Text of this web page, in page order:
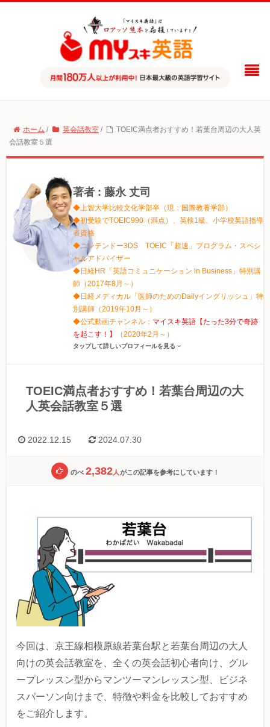
ホーム / 英会話教室 /
TOEIC満点者おすすめ！若葉台周辺の大人英
会話教室５選
著者 : 藤永 丈司
◆上智大学比較文化学部卒（現：国際教養学部）
◆初受験でTOEIC990（満点）、英検1級、小学校英語指導
者資格
◆ニンテンドー3DS TOEIC「超速」プログラム・スペシ
ャルアドバイザー
◆日経HR「英語コミュニケーション in Business」特別講
師（2017年8月～）
◆日経メディカル「医師のためのDailyイングリッシュ」特
別講師（2019年10月～）
◆公式動画チャンネル： マイスキ英語【たった3分で奇跡
を起こす！】
（2020年2月～）
タップして詳しいプロフィールを見る
TOEIC満点者おすすめ！若葉台周辺の大
人英会話教室５選
2022.12.15 2024.07.30
のべ 2,382人 がこの記事を参考にしています！
今回は、京王線相模原線若葉台駅と若葉台周辺の大人
向けの英会話教室を、全くの英会話初心者向け、グル
ープレッスン型からマンツーマンレッスン型、ビジネ
スパーソン向けまで、特徴や料金を比較しておすすめ
をご紹介します。